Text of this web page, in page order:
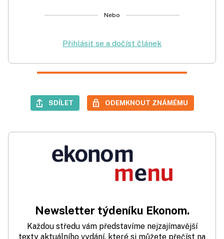
Nebo
Přihlásit se a dočíst článek
SDÍLET ODEMKNOUT ZNÁMÉMU
Newsletter týdeníku Ekonom.
Každou středu vám představíme nejzajímavější
texty aktuálního vydání, které si můžete přečíst na